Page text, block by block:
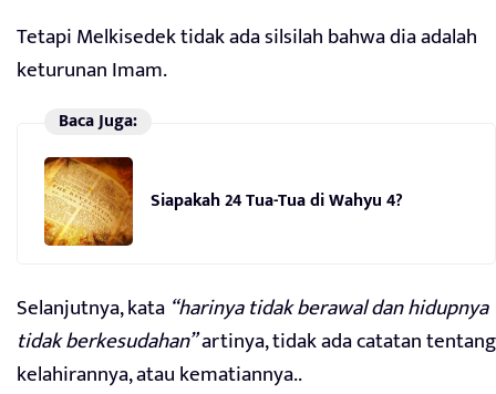
Tetapi Melkisedek tidak ada silsilah bahwa dia adalah
keturunan Imam.
Baca Juga:
Siapakah 24 Tua-Tua di Wahyu 4?
Selanjutnya, kata “harinya tidak berawal dan hidupnya
tidak berkesudahan”artinya, tidak ada catatan tentang
kelahirannya, atau kematiannya..